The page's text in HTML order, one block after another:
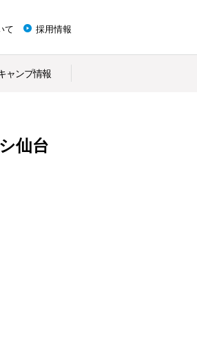
て 採用情報
ャンプ情報
仙台